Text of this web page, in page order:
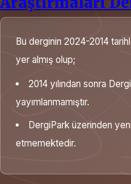
Bu derginin 2024-2014
yer almış olup;
2014 yılından sonra
yayımlanmamıştır.
DergiPark üzerinden
etmemektedir.